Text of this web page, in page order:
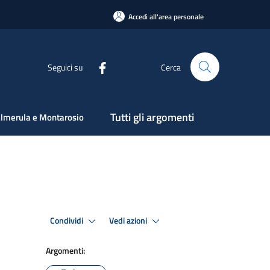
Accedi all'area personale
Seguici su Cerca
e Montarosio Tutti gli argomenti
Condividi Vedi azioni
Argomenti: